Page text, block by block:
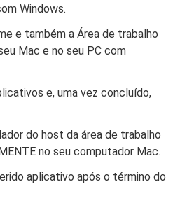
Windows.
e também a Área de trabalho
Mac e no seu PC com
e, uma vez concluído,
do host da área de trabalho
no seu computador Mac.
aplicativo após o término do